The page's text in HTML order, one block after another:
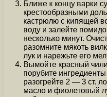
Ближе к концу варки
крестообразными
кастрюлю с кипящей
воду и залейте
несколько минут.
разомните мякоть
лук и нарежьте его
Вымойте красный
порубите
разогрейте 2 — 3 ст.
масло и фиолетовый